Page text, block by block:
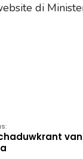
di
van